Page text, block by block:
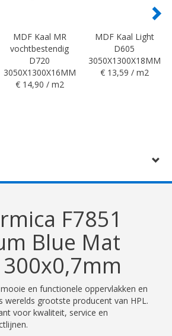
MDF Kaal MR
vochtbestendig
D720
3050X1300X16MM
€ 14,90 / m2
MDF Kaal Light
D605
3050X1300X18MM
€ 13,59 / m2
F7851
Blue Mat
en functionele oppervlakken en
werelds grootste producent van HPL.
voor kwaliteit, service en